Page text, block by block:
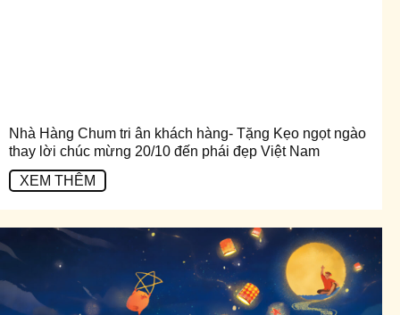
Nhà Hàng Chum tri ân khách hàng- Tặng Kẹo ngọt ngào
thay lời chúc mừng 20/10 đến phái đẹp Việt Nam
XEM THÊM